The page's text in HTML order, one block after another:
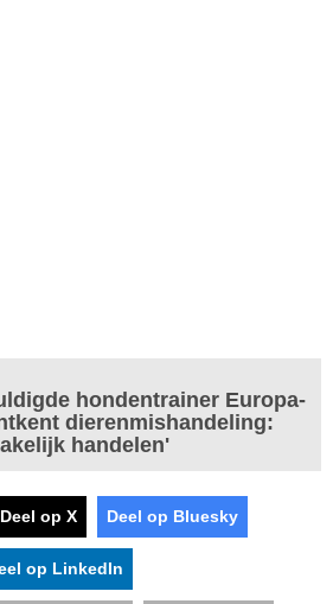
hondentrainer Europa-
dierenmishandeling:
handelen'
Deel op X Deel op Bluesky
op LinkedIn